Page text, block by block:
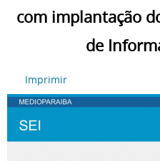
com implantação
de
Imprimir